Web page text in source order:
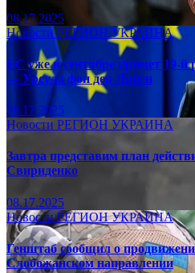
08.17.2025
НовостиРЕГИОНУКРАИНА
ЕС уже в сентябре примет 19-й
— Урсула фон дер Ляйен
08.17.2025
Новости РЕГИОН УКРАИНА
Завтра представим план
Свириденко
08.17.2025
НовостиРЕГИОНУКРАИНА
Генштаб сообщил о
Слобожанском направлении